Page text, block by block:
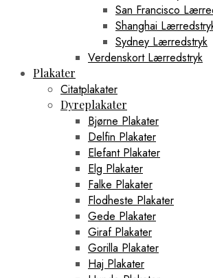
San Francisco
Shanghai
Sydney Lærredstryk
Verdenskort Lærredstryk
Plakater
Citatplakater
Dyreplakater
Bjørne Plakater
Delfin Plakater
Elefant Plakater
Elg Plakater
Falke Plakater
Flodheste Plakater
Gede Plakater
Giraf Plakater
Gorilla Plakater
Haj Plakater